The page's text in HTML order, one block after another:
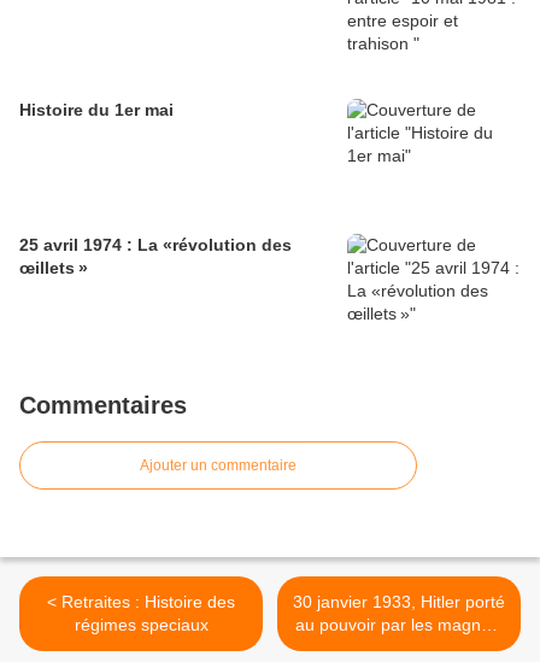
Histoire du 1er mai
25 avril 1974 : La «révolution des
œillets »
Commentaires
Ajouter un commentaire
< Retraites : Histoire des
régimes speciaux
30 janvier 1933, Hitler porté
au pouvoir par les magnats
de l'industrie et de la